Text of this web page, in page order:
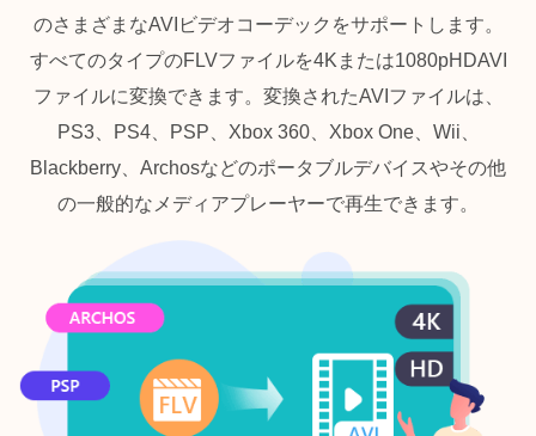
のさまざまなAVIビデオコーデックをサポートします。
すべてのタイプのFLVファイルを4Kまたは1080pHDAVI
ファイルに変換できます。変換されたAVIファイルは、
PS3、PS4、PSP、Xbox 360、Xbox One、Wii、
Blackberry、Archosなどのポータブルデバイスやその他
の一般的なメディアプレーヤーで再生できます。